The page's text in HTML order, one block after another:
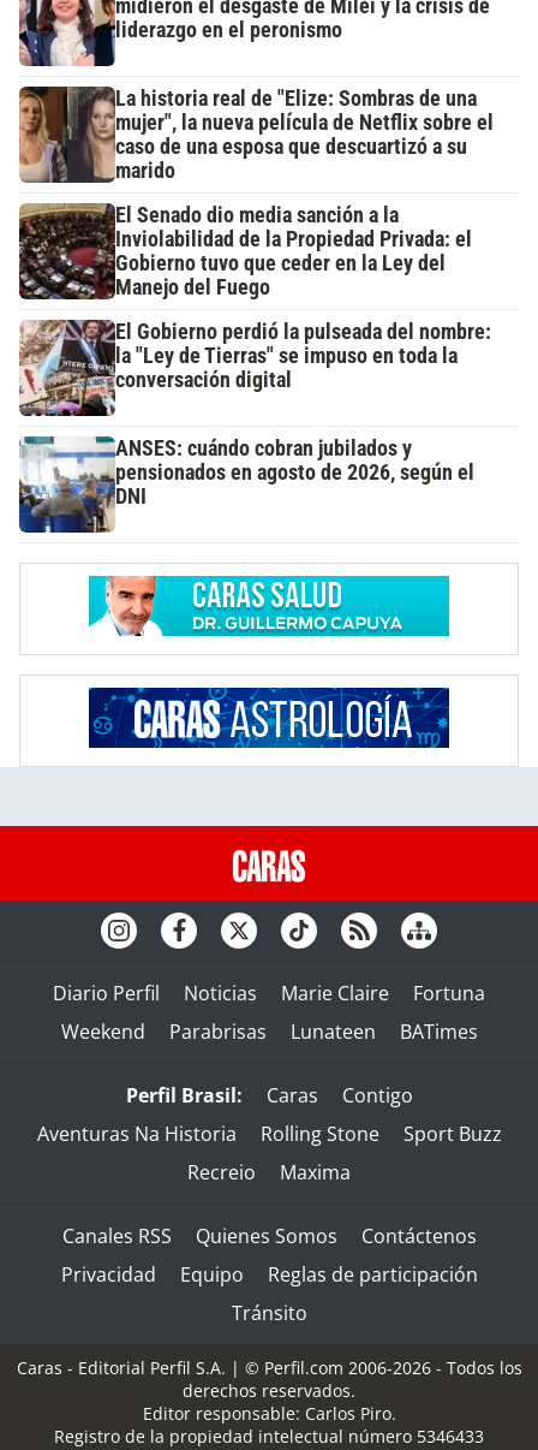
midieron el desgaste de Milei y la crisis de
liderazgo en el peronismo
La historia real de "Elize: Sombras de una
mujer", la nueva película de Netflix sobre el
caso de una esposa que descuartizó a su
marido
El Senado dio media sanción a la
Inviolabilidad de la Propiedad Privada: el
Gobierno tuvo que ceder en la Ley del
Manejo del Fuego
El Gobierno perdió la pulseada del nombre:
la "Ley de Tierras" se impuso en toda la
conversación digital
ANSES: cuándo cobran jubilados y
pensionados en agosto de 2026, según el
DNI
Diario Perfil Noticias Marie Claire
Fortuna
Weekend
Parabrisas Lunateen BATimes
Perfil Brasil: Caras
Contigo
Aventuras Na Historia
Rolling Stone
Sport Buzz
Recreio
Maxima
Canales RSS Quienes Somos
Contáctenos
Privacidad
Equipo
Reglas de participación
Tránsito
Caras - Editorial Perfil S.A. | © Perfil.com 2006-2026 - Todos los
derechos reservados.
Editor responsable: Carlos Piro.
Registro de la propiedad intelectual número 5346433